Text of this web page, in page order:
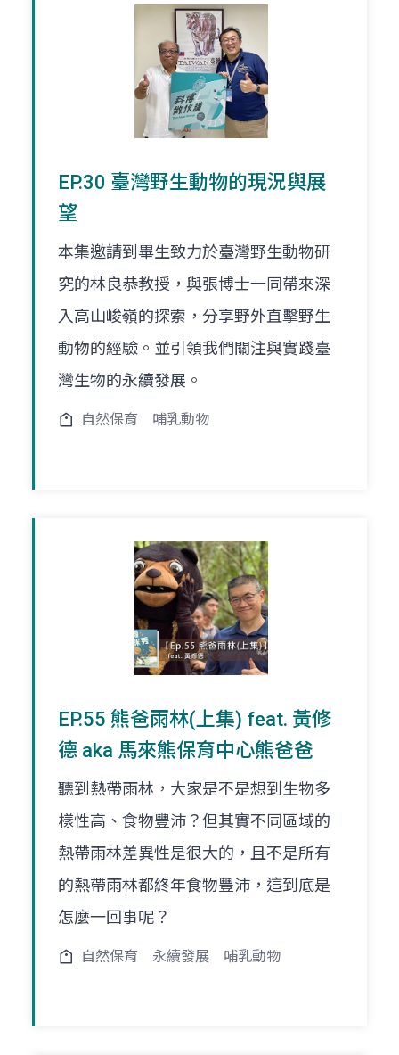
EP.30 臺灣野生動物的現況與展
望
本集邀請到畢生致力於臺灣野生動物研
究的林良恭教授，與張博士一同帶來深
入高山峻嶺的探索，分享野外直擊野生
動物的經驗。並引領我們關注與實踐臺
灣生物的永續發展。
自然保育 哺乳動物
EP.55 熊爸雨林(上集) feat. 黃修
德 aka 馬來熊保育中心熊爸爸
聽到熱帶雨林，大家是不是想到生物多
樣性高、食物豐沛？但其實不同區域的
熱帶雨林差異性是很大的，且不是所有
的熱帶雨林都終年食物豐沛，這到底是
怎麼一回事呢？
自然保育 永續發展 哺乳動物